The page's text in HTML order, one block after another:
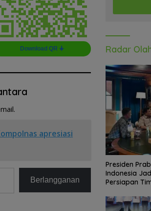
Download QR 🠋
apresiasi
Berlangganan
Radar
Presiden
Indonesia
Persiapan